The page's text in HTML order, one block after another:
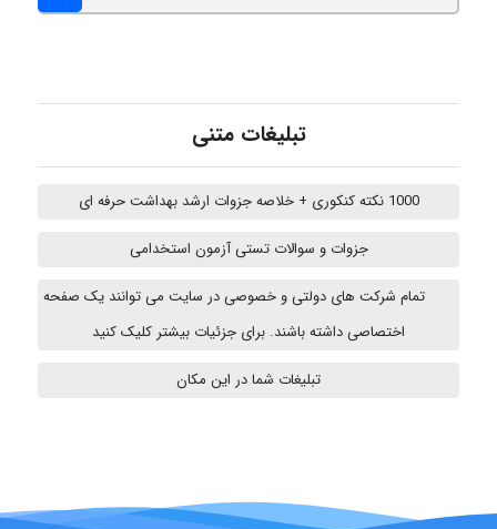
Iman Hosseini
تبلیغات متنی
1000 نکته کنکوری + خلاصه جزوات ارشد بهداشت حرفه ای
جزوات و سوالات تستی آزمون استخدامی
تمام شرکت های دولتی و خصوصی در سایت می توانند یک صفحه
اختصاصی داشته باشند. برای جزئیات بیشتر کلیک کنید
تبلیغات شما در این مکان